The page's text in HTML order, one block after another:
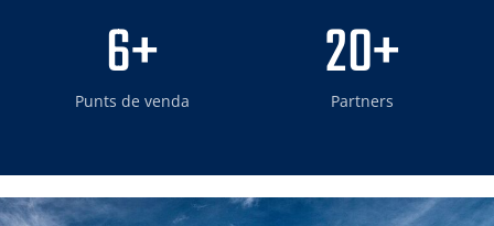
Punts de venda
6+ Partners
20+